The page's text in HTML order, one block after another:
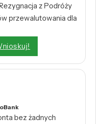
z Podróży
przewalutowania dla
bez żadnych